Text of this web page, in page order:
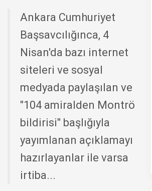
Ankara Cumhuriyet
Başsavcılığınca, 4
Nisan'da bazı internet
siteleri ve sosyal
medyada paylaşılan ve
"104 amiralden Montrö
bildirisi" başlığıyla
yayımlanan açıklamayı
hazırlayanlar ile varsa
irtiba...